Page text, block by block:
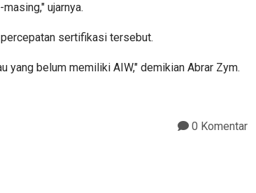
ujarnya.
sertifikasi tersebut.
yang belum memiliki AIW," demikian Abrar Zym.
0 Komentar